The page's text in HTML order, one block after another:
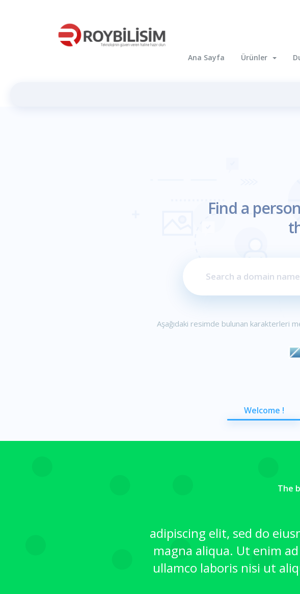
Ana Sayfa Ürünler
Find a
Aşağıdaki resimde bulunan karakterleri
Welcome !
The
adipiscing elit, sed do
magna aliqua. Ut enim
ullamco laboris nisi ut